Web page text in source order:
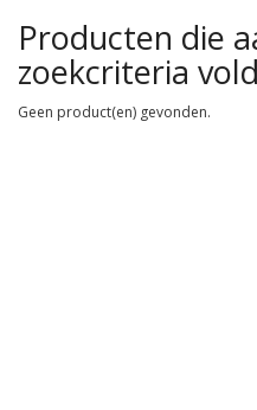
Producten die
zoekcriteria
Geen product(en) gevonden.